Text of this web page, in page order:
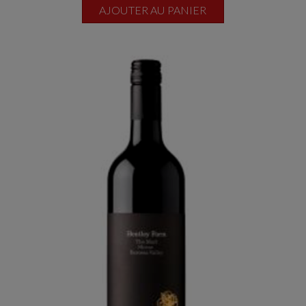
AJOUTER AU PANIER